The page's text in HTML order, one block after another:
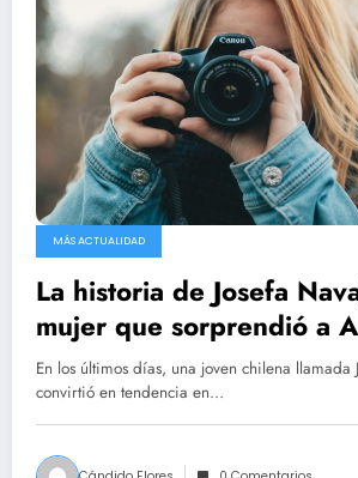
MÁS ACTUALIDAD
La historia de Josefa
mujer que sorprendió a
por su parecido con
En los últimos días, una joven chilena llamada
convirtió en tendencia en…